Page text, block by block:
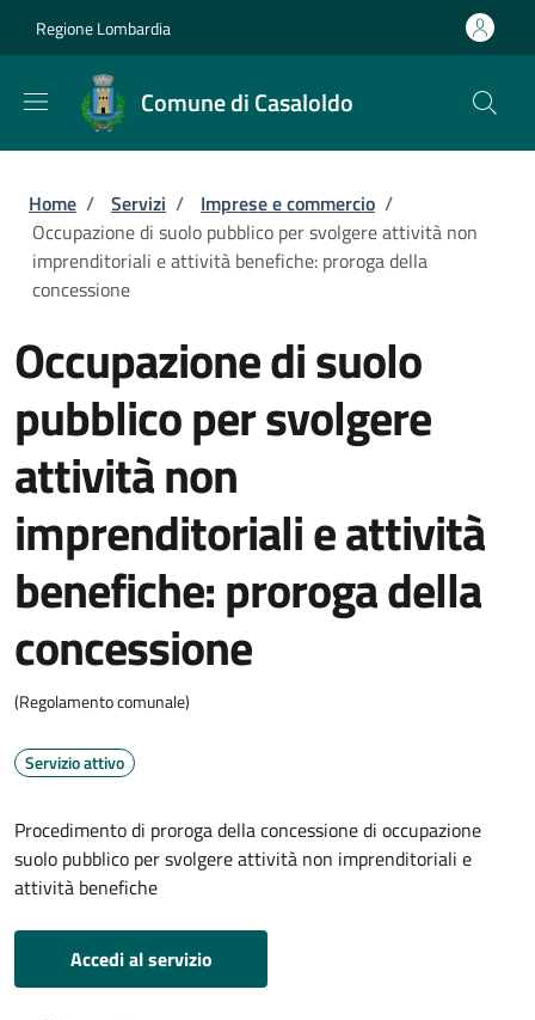
Regione Lombardia
Comune di Casaloldo
Briciole di pane
Home / Servizi / Imprese e commercio /
Occupazione di suolo pubblico per svolgere attività non
imprenditoriali e attività benefiche: proroga della
concessione
Occupazione di suolo
pubblico per svolgere
attività non
imprenditoriali e attività
benefiche: proroga della
concessione
(Regolamento comunale)
Servizio attivo
Procedimento di proroga della concessione di occupazione
suolo pubblico per svolgere attività non imprenditoriali e
attività benefiche
Accedi al servizio